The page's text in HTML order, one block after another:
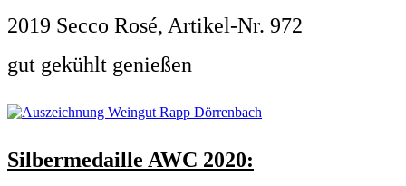
2019 Secco Rosé, Artikel-Nr. 972
gut gekühlt genießen
Silbermedaille AWC 2020: